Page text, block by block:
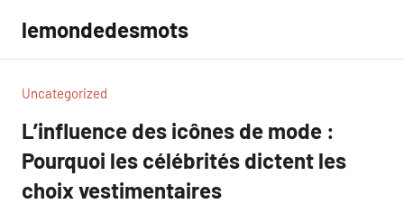
contenu
lemondedesmots
Uncategorized
L’influence des icônes de mode :
Pourquoi les célébrités dictent les
choix vestimentaires